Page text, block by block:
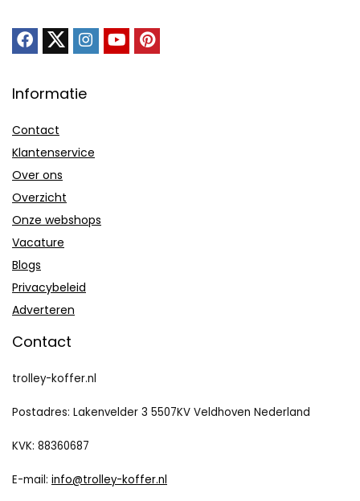
Informatie
Contact
Klantenservice
Over ons
Overzicht
Onze webshops
Vacature
Blogs
Privacybeleid
Adverteren
Contact
trolley-koffer.nl
Postadres: Lakenvelder 3 5507KV Veldhoven Nederland
KVK: 88360687
E-mail: info@trolley-koffer.nl